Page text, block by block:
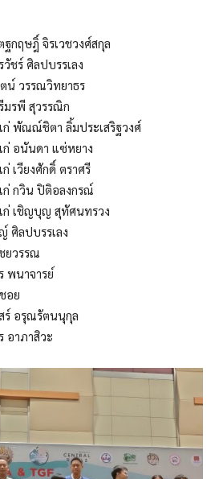
กฤษฎิ์ จิรเวชวงศ์สกุล
ชร์ ศิลปบรรเลง
ตน์ วรรณวิทยาธร
มรพี สุวรรณิก
ก่ พัณณ์ชิตา ลิ้มประเสริฐวงศ์
ก่ อนันดา แซ่หยาง
เวียงศักดิ์ ตราศรี
ก่ กวิน ปิติอลงกรณ์
ก่ เชิญบุญ สุทัศนทรวง
ศิลปบรรเลง
ยวรรณ
พนาจารย์
อย
ร์ อรุณรัตนนุกุล
อาภาสิวะ